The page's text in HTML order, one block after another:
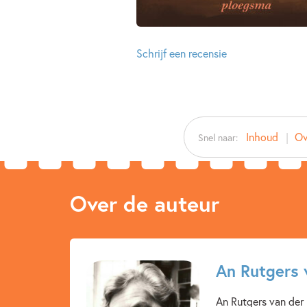
Schrijf een recensie
Snel naar: Inhoud
Over de auteur
An Rutgers
An Rutgers van